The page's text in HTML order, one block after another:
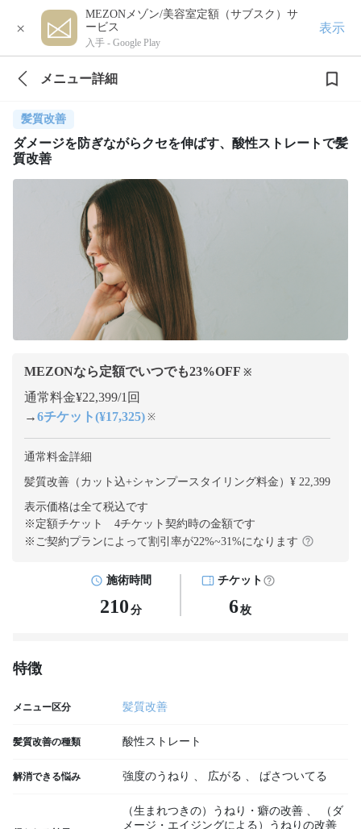
×
MEZONメゾン/美容室定額（サブスク）サ
ービス
入手 - Google Play
表示
メニュー詳細
髪質改善
ダメージを防ぎながらクセを伸ばす、酸性ストレートで髪
質改善
MEZONなら定額でいつでも23%OFF ※
通常料金¥22,399/1回
→6チケット(¥17,325) ※
通常料金詳細
髪質改善（カット込+シャンプースタイリング料金）¥ 22,399
表示価格は全て税込です
※定額チケット 4チケット契約時の金額です
※ご契約プランによって割引率が22%~31%になります
施術時間
210 分
チケット
6枚
特徴
メニュー区分 髪質改善
髪質改善の種類 酸性ストレート
解消できる悩み 強度のうねり 、 広がる 、 ぱさついてる
（生まれつきの）うねり・癖の改善 、
（ダ
メージ・エイジングによる）うねりの改善